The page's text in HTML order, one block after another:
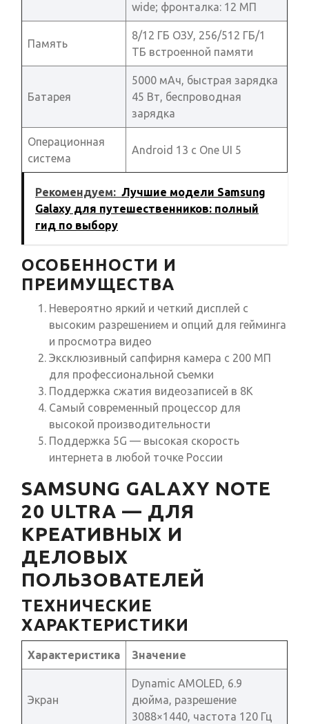
wide; фронталка: 12 МП
Память
8/12 ГБ ОЗУ, 256/512 ГБ/1
ТБ встроенной памяти
Батарея
5000 мАч, быстрая зарядка
45 Вт, беспроводная
зарядка
Операционная
система
Android 13 с One UI 5
Рекомендуем: Лучшие модели Samsung
Galaxy для путешественников: полный
гид по выбору
ОСОБЕННОСТИ И
ПРЕИМУЩЕСТВА
Невероятно яркий и четкий дисплей с
высоким разрешением и опций для гейминга
и просмотра видео
Эксклюзивный сапфирня камера с 200 МП
для профессиональной съемки
Поддержка сжатия видеозаписей в 8K
Самый современный процессор для
высокой производительности
Поддержка 5G — высокая скорость
интернета в любой точке России
SAMSUNG GALAXY NOTE
20 ULTRA — ДЛЯ
КРЕАТИВНЫХ И
ДЕЛОВЫХ
ПОЛЬЗОВАТЕЛЕЙ
ТЕХНИЧЕСКИЕ
ХАРАКТЕРИСТИКИ
Характеристика Значение
Экран
Dynamic AMOLED, 6.9
дюйма, разрешение
3088×1440, частота 120 Гц